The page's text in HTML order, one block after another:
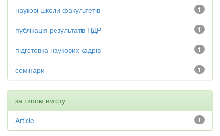
1
наукові школи факультетів
1
публікація результатів НДР
1
підготовка наукових кадрів
1
семінари
за типом вмісту
1
Article